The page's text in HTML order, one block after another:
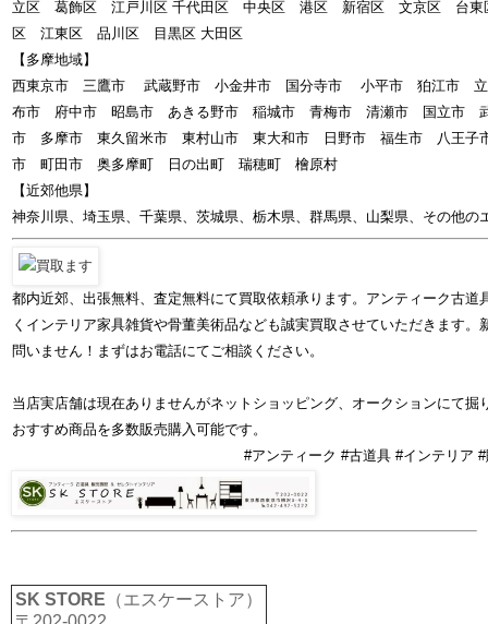
立区 葛飾区 江戸川区 千代田区 中央区 港区 新宿区 文京区 台
区 江東区 品川区 目黒区 大田区
【多摩地域】
西東京市 三鷹市 武蔵野市 小金井市 国分寺市 小平市 狛江市
布市 府中市 昭島市 あきる野市 稲城市 青梅市 清瀬市 国立市
市 多摩市 東久留米市 東村山市 東大和市 日野市 福生市 八王子
市 町田市 奥多摩町 日の出町 瑞穂町 檜原村
【近郊他県】
神奈川県、埼玉県、千葉県、茨城県、栃木県、群馬県、山梨県、その他の
都内近郊、出張無料、査定無料にて買取依頼承ります。アンティーク古道
くインテリア家具雑貨や骨董美術品なども誠実買取させていただきます。
問いません！まずはお電話にてご相談ください。
当店実店舗は現在ありませんがネットショッピング、オークションにて掘
おすすめ商品を多数販売購入可能です。
#アンティーク #古道具 #インテリア
SK STORE （エスケーストア）